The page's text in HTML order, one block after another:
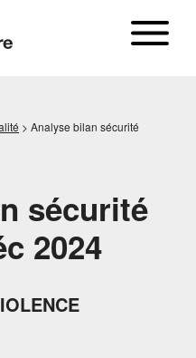
> Analyse bilan sécurité
sécurité
2024